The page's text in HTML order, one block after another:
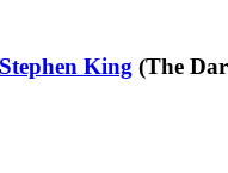
Stephen King (The